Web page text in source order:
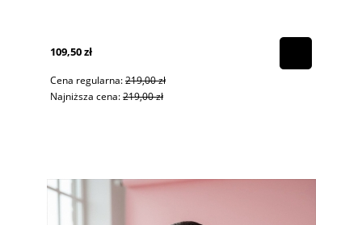
109,50 zł
Cena regularna:219,00 zł
Najniższa cena:219,00 zł